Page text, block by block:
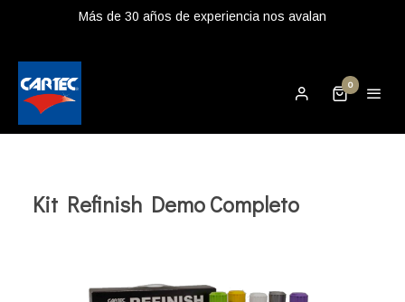
Más de 30 años de experiencia nos avalan
0
Kit Refinish Demo Completo